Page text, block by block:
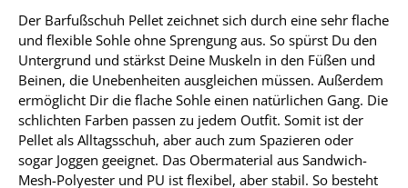
Der Barfußschuh Pellet zeichnet sich durch eine sehr flache
und flexible Sohle ohne Sprengung aus. So spürst Du den
Untergrund und stärkst Deine Muskeln in den Füßen und
Beinen, die Unebenheiten ausgleichen müssen. Außerdem
ermöglicht Dir die flache Sohle einen natürlichen Gang. Die
schlichten Farben passen zu jedem Outfit. Somit ist der
Pellet als Alltagsschuh, aber auch zum Spazieren oder
sogar Joggen geeignet. Das Obermaterial aus Sandwich-
Mesh-Polyester und PU ist flexibel, aber stabil. So besteht